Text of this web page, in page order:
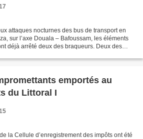
attaques nocturnes des bus de transport en
sur l’axe Douala – Bafoussam, les éléments
déjà arrêté deux des braqueurs. Deux des
emportés au
du Littoral I
la Cellule d’enregistrement des impôts ont été